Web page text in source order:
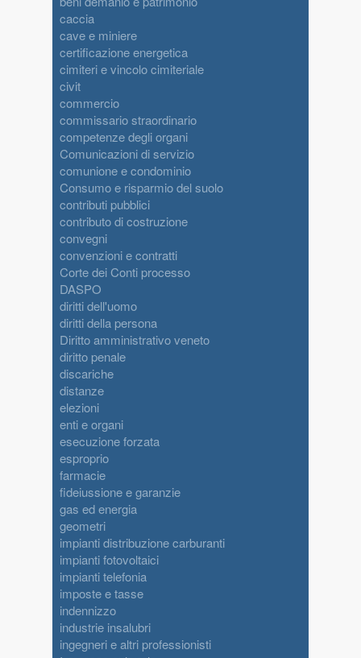
caccia
cave e miniere
certificazione energetica
cimiteri e vincolo cimiteriale
civit
commercio
commissario straordinario
competenze degli organi
Comunicazioni di servizio
comunione e condominio
Consumo e risparmio del suolo
contributi pubblici
contributo di costruzione
convegni
convenzioni e contratti
Corte dei Conti processo
DASPO
diritti dell'uomo
diritti della persona
Diritto amministrativo veneto
diritto penale
discariche
distanze
elezioni
enti e organi
esecuzione forzata
esproprio
farmacie
fideiussione e garanzie
gas ed energia
geometri
impianti distribuzione carburanti
impianti fotovoltaici
impianti telefonia
imposte e tasse
indennizzo
industrie insalubri
ingegneri e altri professionisti